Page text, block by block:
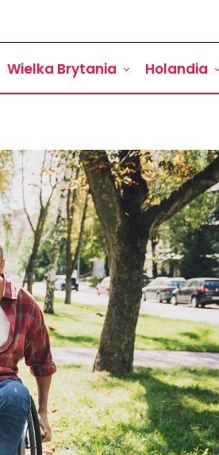
Wielka Brytania Holandia